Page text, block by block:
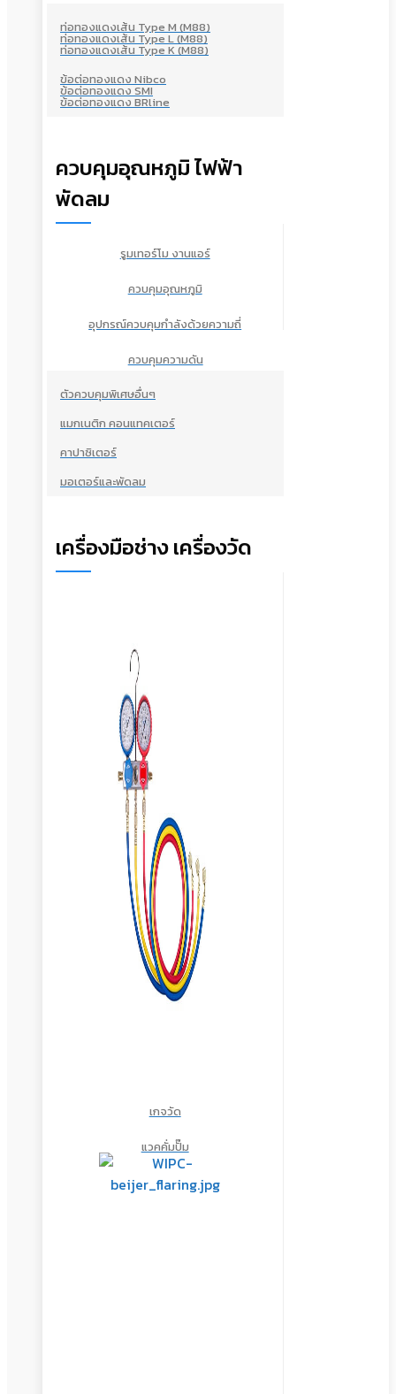
ท่อทองแดงเส้น Type M (M88)
ท่อทองแดงเส้น Type L (M88)
ท่อทองแดงเส้น Type K (M88)
ข้อต่อทองแดง Nibco
ข้อต่อทองแดง SMI
ข้อต่อทองแดง BRline
ควบคุมอุณหภูมิ ไฟฟ้า
พัดลม
รูมเทอร์โม งานแอร์
ควบคุมอุณหภูมิ
อุปกรณ์ควบคุมกำลังด้วยความถี่
ควบคุมความดัน
ตัวควบคุมพิเศษอื่นๆ
แมกเนติก คอนแทคเตอร์
คาปาซิเตอร์
มอเตอร์และพัดลม
เครื่องมือช่าง เครื่องวัด
เกจวัด
แวคคั่มปั๊ม